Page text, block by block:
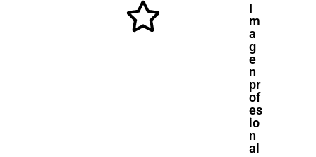
I
m
a
g
e
n
pr
of
es
io
n
al